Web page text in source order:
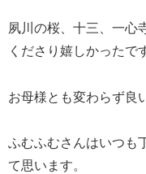
夙川の桜、十三、一心
くださり嬉しかったで
お母様とも変わらず良
ふむふむさんはいつも
て思います。